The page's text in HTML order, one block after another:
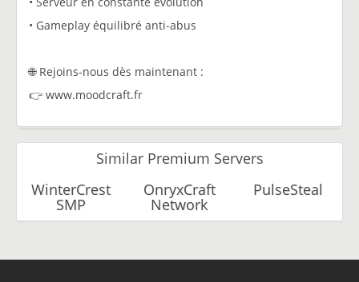
• Gameplay équilibré anti-abus
🌐 Rejoins-nous dès maintenant :
👉 www.moodcraft.fr
Similar Premium Servers
WinterCrest
SMP
OnryxCraft
Network
PulseSteal